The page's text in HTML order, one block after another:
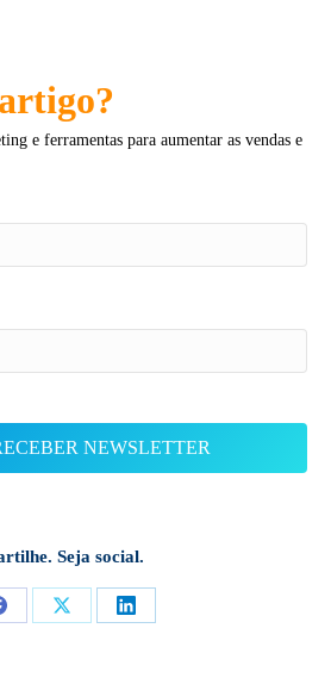
e ferramentas para aumentar as vendas e
Seja social.
Share
Share